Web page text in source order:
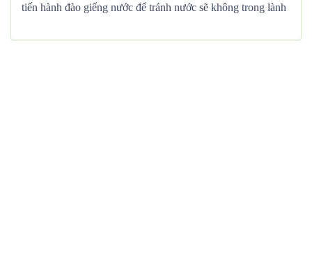
tiến hành đào giếng nước để tránh nước sẽ không trong lành